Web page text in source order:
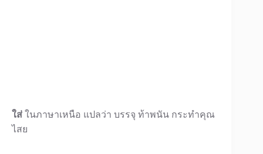
ใส่ ในภาษาเหนือ แปลว่า บรรจุ ท้าพนัน กระทําคุณ
ไสย